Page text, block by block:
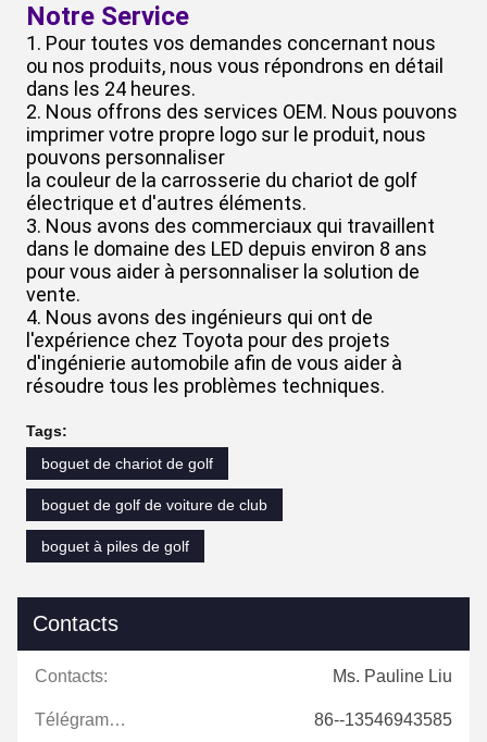
Notre Service
1. Pour toutes vos demandes concernant nous
ou nos produits, nous vous répondrons en détail
dans les 24 heures.
2. Nous offrons des services OEM. Nous pouvons
imprimer votre propre logo sur le produit, nous
pouvons personnaliser
la couleur de la carrosserie du chariot de golf
électrique et d'autres éléments.
3. Nous avons des commerciaux qui travaillent
dans le domaine des LED depuis environ 8 ans
pour vous aider à personnaliser la solution de
vente.
4. Nous avons des ingénieurs qui ont de
l'expérience chez Toyota pour des projets
d'ingénierie automobile afin de vous aider à
résoudre tous les problèmes techniques.
Tags:
boguet de chariot de golf
boguet de golf de voiture de club
boguet à piles de golf
Contacts
Contacts: Ms. Pauline Liu
Télégramme: 86--13546943585